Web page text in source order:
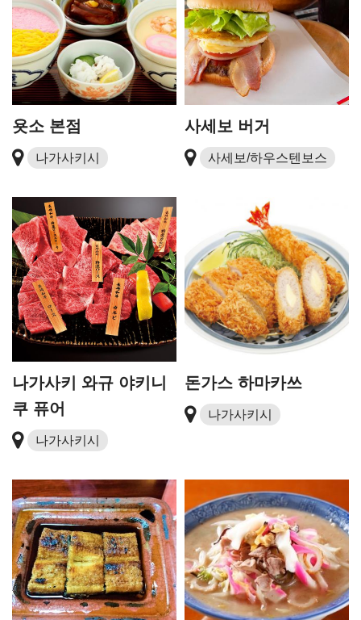
욧소 본점
나가사키시
사세보 버거
사세보/하우스텐보스
나가사키 와규 야키니
쿠 퓨어
나가사키시
돈가스 하마카쓰
나가사키시